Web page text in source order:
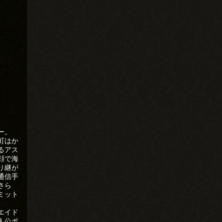
はか
アス
で海
継が
信手
ら
ット
イド